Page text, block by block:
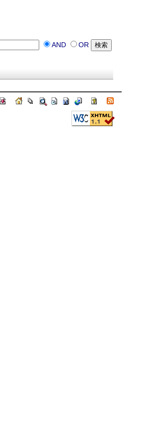
AND OR